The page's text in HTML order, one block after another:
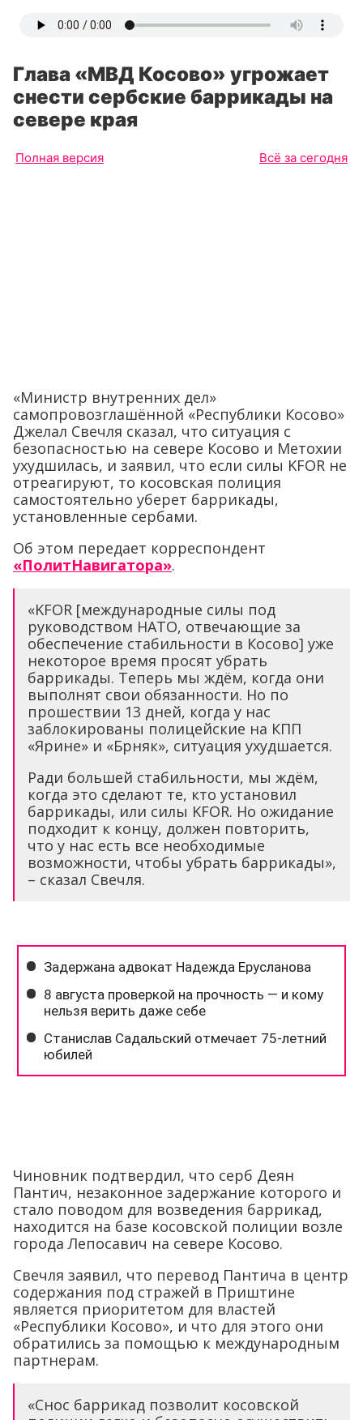
Глава «МВД Косово» угрожает
снести сербские баррикады на
севере края
Полная версия Всё за сегодня
«Министр внутренних дел»
самопровозглашённой «Республики Косово»
Джелал Свечля сказал, что ситуация с
безопасностью на севере Косово и Метохии
ухудшилась, и заявил, что если силы KFOR не
отреагируют, то косовская полиция
самостоятельно уберет баррикады,
установленные сербами.
Об этом передает корреспондент
«ПолитНавигатора».
«KFOR [международные силы под
руководством НАТО, отвечающие за
обеспечение стабильности в Косово] уже
некоторое время просят убрать
баррикады. Теперь мы ждём, когда они
выполнят свои обязанности. Но по
прошествии 13 дней, когда у нас
заблокированы полицейские на КПП
«Ярине» и «Брняк», ситуация ухудшается.
Ради большей стабильности, мы ждём,
когда это сделают те, кто установил
баррикады, или силы KFOR. Но ожидание
подходит к концу, должен повторить,
что у нас есть все необходимые
возможности, чтобы убрать баррикады»,
– сказал Свечля.
Чиновник подтвердил, что серб Деян
Пантич, незаконное задержание которого и
стало поводом для возведения баррикад,
находится на базе косовской полиции возле
города Лепосавич на севере Косово.
Свечля заявил, что перевод Пантича в центр
содержания под стражей в Приштине
является приоритетом для властей
«Республики Косово», и что для этого они
обратились за помощью к международным
партнерам.
«Снос баррикад позволит косовской